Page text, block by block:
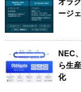
オラ
ージ
NEC
ら生
化